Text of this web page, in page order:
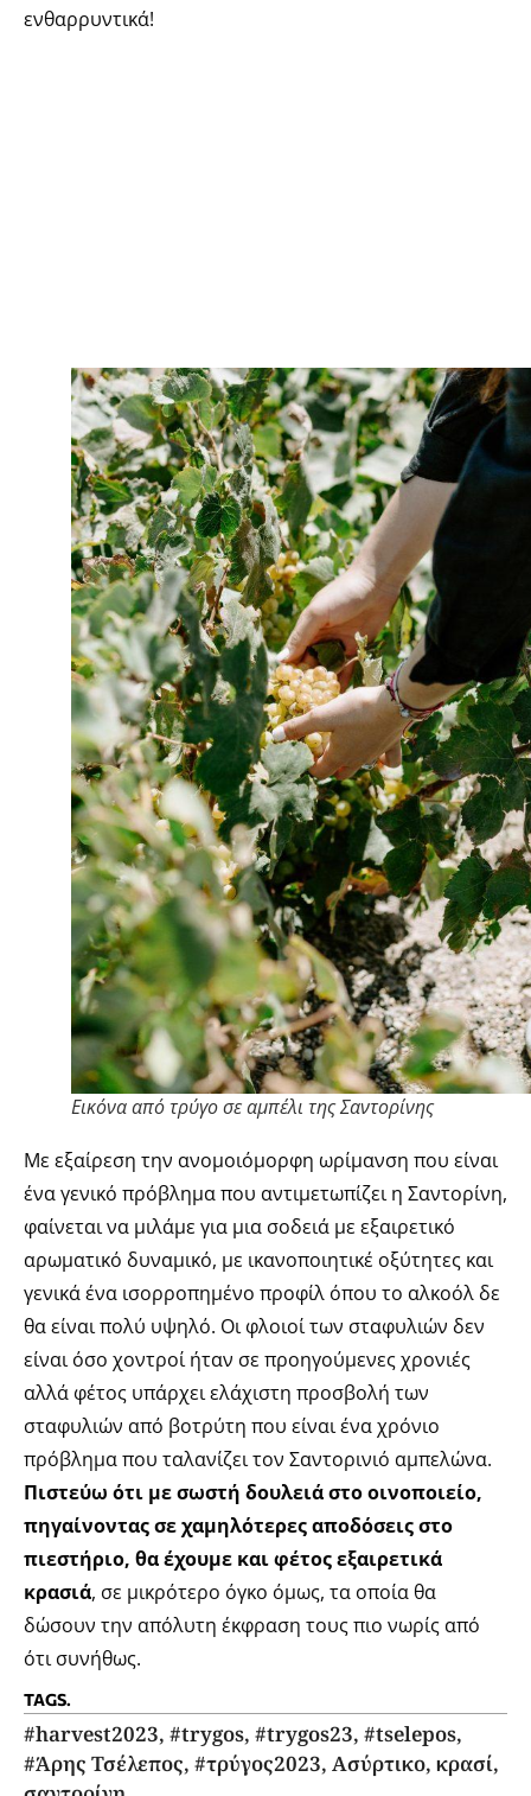
ενθαρρυντικά!
Εικόνα από τρύγο σε αμπέλι της Σαντορίνης
Με εξαίρεση την ανομοιόμορφη ωρίμανση που είναι
ένα γενικό πρόβλημα που αντιμετωπίζει η Σαντορίνη,
φαίνεται να μιλάμε για μια σοδειά με εξαιρετικό
αρωματικό δυναμικό, με ικανοποιητικέ οξύτητες και
γενικά ένα ισορροπημένο προφίλ όπου το αλκοόλ δε
θα είναι πολύ υψηλό. Οι φλοιοί των σταφυλιών δεν
είναι όσο χοντροί ήταν σε προηγούμενες χρονιές
αλλά φέτος υπάρχει ελάχιστη προσβολή των
σταφυλιών από βοτρύτη που είναι ένα χρόνιο
πρόβλημα που ταλανίζει τον Σαντορινιό αμπελώνα.
Πιστεύω ότι με σωστή δουλειά στο οινοποιείο,
πηγαίνοντας σε χαμηλότερες αποδόσεις στο
πιεστήριο, θα έχουμε και φέτος εξαιρετικά
κρασιά, σε μικρότερο όγκο όμως, τα οποία θα
δώσουν την απόλυτη έκφραση τους πιο νωρίς από
ότι συνήθως.
TAGS.
#harvest2023, #trygos, #trygos23, #tselepos,
#Άρης Τσέλεπος, #τρύγος2023, Ασύρτικο, κρασί,